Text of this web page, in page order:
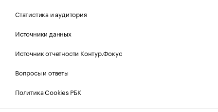
Статистика и аудитория
Источники данных
Источник отчетности Контур.Фокус
Вопросы и ответы
Политика Cookies РБК